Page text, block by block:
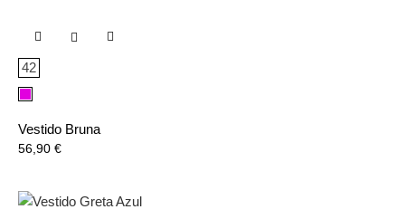

42
Berenjena
Vestido Bruna
Precio
56,90 €